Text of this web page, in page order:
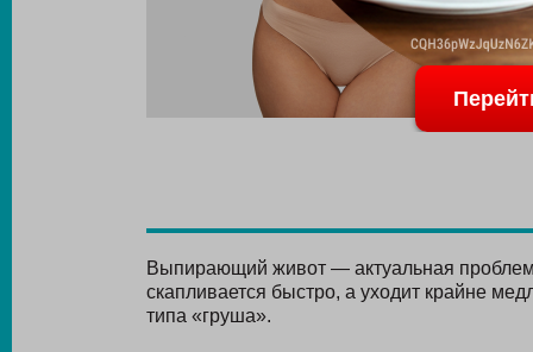
Выпирающий живот — актуальная
скапливается быстро, а уходит крайне
типа «груша».